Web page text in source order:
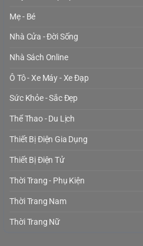
Mẹ - Bé
Nhà Cửa - Đời Sống
Nhà Sách Online
Ô Tô - Xe Máy - Xe Đạp
Sức Khỏe - Sắc Đẹp
Thể Thao - Du Lịch
Thiết Bị Điện Gia Dụng
Thiết Bị Điện Tử
Thời Trang - Phụ Kiện
Thời Trang Nam
Thời Trang Nữ